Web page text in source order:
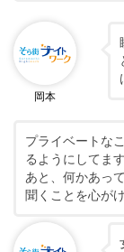
岡本
プライベートな
るようにしてます
あと、何かあっ
聞くことを心が